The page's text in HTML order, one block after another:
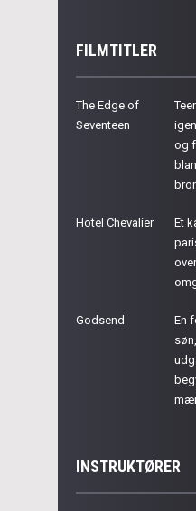
FILMTITLER
The Edge of
Seventeen
og
Hotel Chevalier
Et
Godsend
En
INSTRUKTØRER